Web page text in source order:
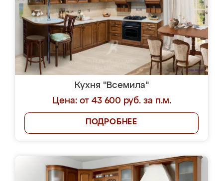
Кухня "Всемила"
Цена: от 43 600 руб. за п.м.
ПОДРОБНЕЕ